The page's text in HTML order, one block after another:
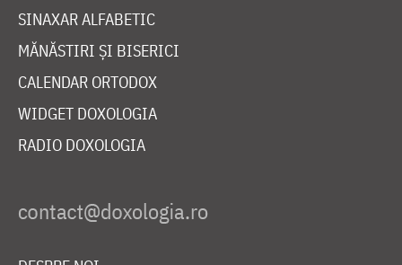
SINAXAR ALFABETIC
MĂNĂSTIRI ȘI BISERICI
CALENDAR ORTODOX
WIDGET DOXOLOGIA
RADIO DOXOLOGIA